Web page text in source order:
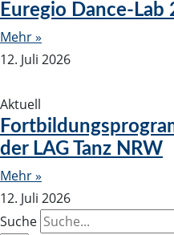
Euregio Dance-Lab
Mehr »
12. Juli 2026
Aktuell
der LAG Tanz NRW
Mehr »
12. Juli 2026
Suche